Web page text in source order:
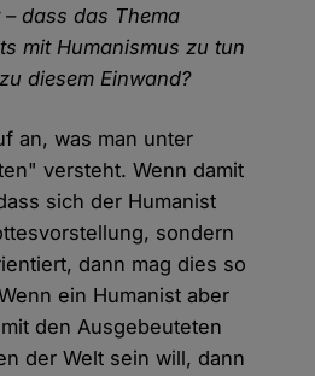
dass das Thema
mit Humanismus zu tun
diesem Einwand?
an, was man unter
versteht. Wenn damit
sich der Humanist
sondern
dann mag dies so
ein Humanist aber
den Ausgebeuteten
der Welt sein will, dann